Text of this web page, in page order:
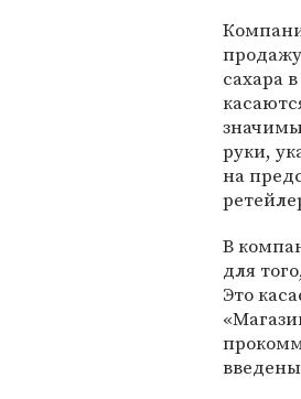
сахара
руки,
на
В
для
Это